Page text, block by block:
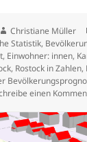
Autor
Christiane Müller
Statistik,
, Einwohner: innen,
, Rostock in Zahlen,
einen